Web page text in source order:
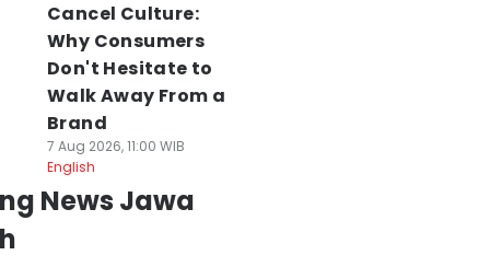
Cancel Culture:
Why Consumers
Don't Hesitate to
Walk Away From a
Brand
7 Aug 2026, 11:00 WIB
English
News Jawa